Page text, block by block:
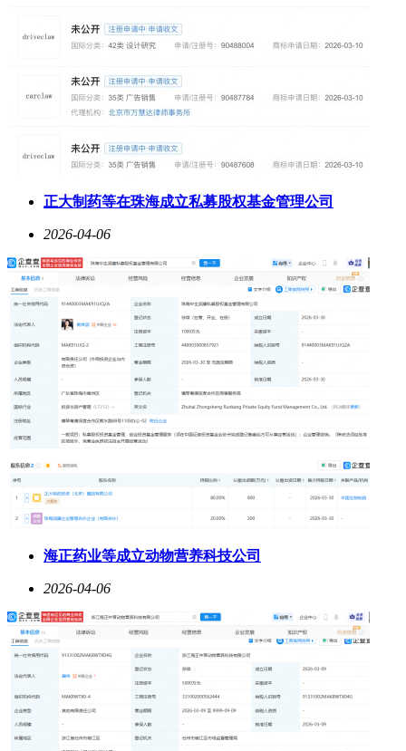
正大制药等在珠海成立私募股权基金管理公司
2026-04-06
海正药业等成立动物营养科技公司
2026-04-06